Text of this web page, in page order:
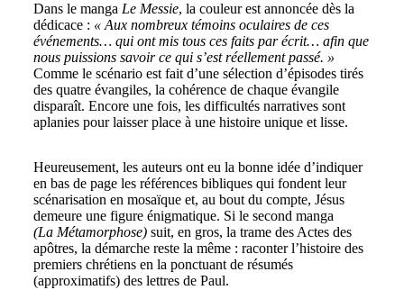
Dans le manga Le Messie, la couleur est annoncée dès la
dédicace : « Aux nombreux témoins oculaires de ces
événements… qui ont mis tous ces faits par écrit… afin que
nous puissions savoir ce qui s’est réellement passé. »
Comme le scénario est fait d’une sélection d’épisodes tirés
des quatre évangiles, la cohérence de chaque évangile
disparaît. Encore une fois, les difficultés narratives sont
aplanies pour laisser place à une histoire unique et lisse.
Heureusement, les auteurs ont eu la bonne idée d’indiquer
en bas de page les références bibliques qui fondent leur
scénarisation en mosaïque et, au bout du compte, Jésus
demeure une figure énigmatique. Si le second manga
(La Métamorphose) suit, en gros, la trame des Actes des
apôtres, la démarche reste la même : raconter l’histoire des
premiers chrétiens en la ponctuant de résumés
(approximatifs) des lettres de Paul.